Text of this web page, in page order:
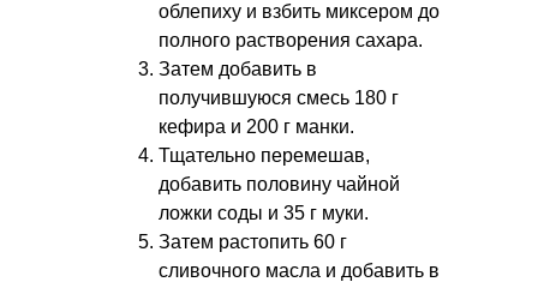
облепиху и взбить миксером до
полного растворения сахара.
Затем добавить в
получившуюся смесь 180 г
кефира и 200 г манки.
Тщательно перемешав,
добавить половину чайной
ложки соды и 35 г муки.
Затем растопить 60 г
сливочного масла и добавить в